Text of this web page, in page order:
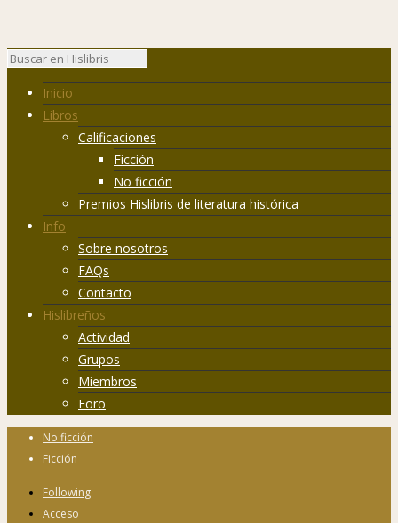
Inicio
Libros
Calificaciones
Ficción
No ficción
Premios Hislibris de literatura histórica
Info
Sobre nosotros
FAQs
Contacto
Hislibreños
Actividad
Grupos
Miembros
Foro
No ficción
Ficción
Following
Acceso